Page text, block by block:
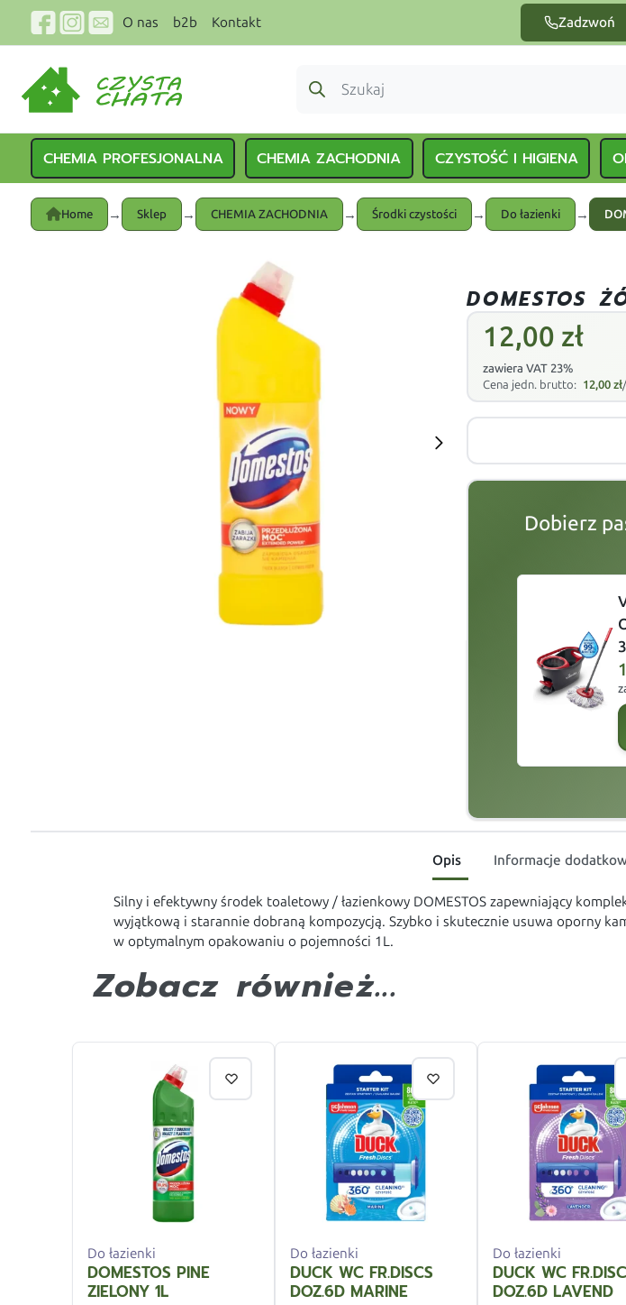
O nas b2b Kontakt Zadzwoń
CHEMIA PROFESJONALNA CHEMIA ZACHODNIA CZYSTOŚĆ I HIGIENA
Home → Sklep → CHEMIA ZACHODNIA → Środki czystości → Do łazienki →
DOMESTOS
12,00 zł
zawiera VAT 23%
Cena jedn. brutto: 12,00zł
Dobierz
slide
Opis Informacje
Silny i efektywny środek toaletowy / łazienkowy DOMESTOS zapewniający
wyjątkową i starannie dobraną kompozycją. Szybko i skutecznie usuwa oporny
w optymalnym opakowaniu o pojemności 1L.
Zobacz również...
Do łazienki
DOMESTOS PINE
ZIELONY 1L
Do łazienki
DUCK WC FR.DISCS
DOZ.6D MARINE
Do łazienki
DUCK WC
DOZ.6D LAVEND